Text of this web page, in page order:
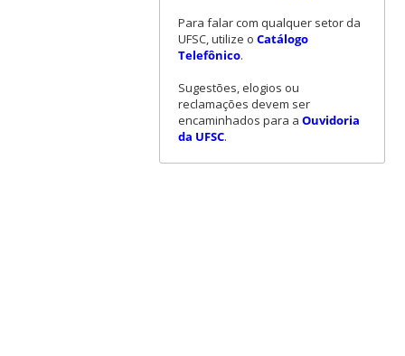
Para falar com qualquer setor da
UFSC, utilize o Catálogo
Telefônico.
Sugestões, elogios ou
reclamações devem ser
encaminhados para a Ouvidoria
da UFSC.